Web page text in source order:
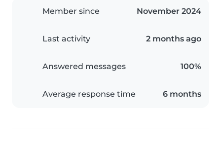
Member since November 2024
Last activity 2 months ago
Answered messages 100%
Average response time 6 months